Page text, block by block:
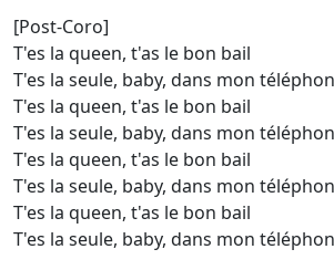
[Post-Coro]
T'es la queen, t'as le bon bail
T'es la seule, baby, dans mon
T'es la queen, t'as le bon bail
T'es la seule, baby, dans mon
T'es la queen, t'as le bon bail
T'es la seule, baby, dans mon
T'es la queen, t'as le bon bail
T'es la seule, baby, dans mon